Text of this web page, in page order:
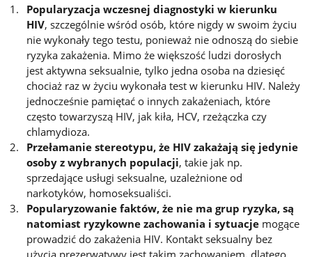
Popularyzacja wczesnej diagnostyki w kierunku
HIV, szczególnie wśród osób, które nigdy w swoim życiu
nie wykonały tego testu, ponieważ nie odnoszą do siebie
ryzyka zakażenia. Mimo że większość ludzi dorosłych
jest aktywna seksualnie, tylko jedna osoba na dziesięć
chociaż raz w życiu wykonała test w kierunku HIV. Należy
jednocześnie pamiętać o innych zakażeniach, które
często towarzyszą HIV, jak kiła, HCV, rzeżączka czy
chlamydioza.
Przełamanie stereotypu, że HIV zakażają się jedynie
osoby z wybranych populacji, takie jak np.
sprzedające usługi seksualne, uzależnione od
narkotyków, homoseksualiści.
Popularyzowanie faktów, że nie ma grup ryzyka, są
natomiast ryzykowne zachowania i sytuacje mogące
prowadzić do zakażenia HIV. Kontakt seksualny bez
użycia prezerwatywy jest takim zachowaniem, dlatego